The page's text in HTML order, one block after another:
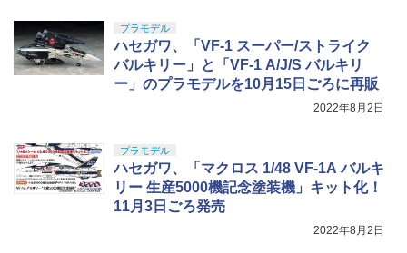
プラモデル
ハセガワ、「VF-1 スーパー/ストライク
バルキリー」と「VF-1 A/J/S バルキリ
ー」のプラモデルを10月15日ごろに再販
2022年8月2日
プラモデル
ハセガワ、「マクロス 1/48 VF-1A バルキ
リー 生産5000機記念塗装機」キット化！
11月3日ごろ発売
2022年8月2日